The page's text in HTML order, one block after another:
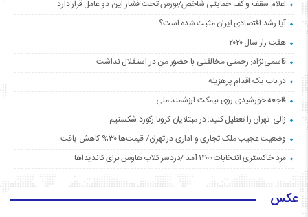
اعلام سقف و کف حمایتی شاخص/بورس تحت فشار این دو عامل قرار دارد
آیا رشد اقتصادی ایران مثبت شده است؟
هفت راز سال ۲۰۲۰
قاسمی‌نژاد: رحمتی مخالفتی با حضور من در استقلال نداشت
در باب یک اقدام پرهزینه
فاجعه خورشیدی روی نیمکت ارزشمند ملی
زالی: تهران را تعطیل کنید؛ در مبتلایان کرونا رکورد شکستیم
وضعیت عجیب ملک تجاری و اداری در تهران/ قیمت‌ها ۳۰% کاهش یافت
مردِ خاکستری انتخابات ۱۴۰۰ آمد /دردسر کلاب هاوس برای کاندیداها
عکس